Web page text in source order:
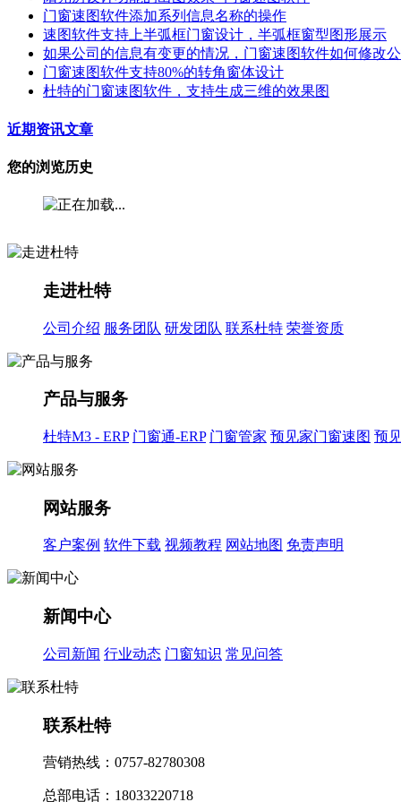
门窗速图软件添加系列信息名称的操作
速图软件支持上半弧框门窗设计，半弧框窗型图形展示
如果公司的信息有变更的情况，门窗速图软件如何修改
门窗速图软件支持80%的转角窗体设计
杜特的门窗速图软件，支持生成三维的效果图
近期资讯文章
您的浏览历史
走进杜特
公司介绍 服务团队 研发团队 联系杜特 荣誉资质
产品与服务
杜特M3 - ERP 门窗通-ERP 门窗管家 预见家门窗速图 预
网站服务
客户案例 软件下载 视频教程 网站地图 免责声明
新闻中心
公司新闻 行业动态 门窗知识 常见问答
联系杜特
营销热线：0757-82780308
总部电话：18033220718